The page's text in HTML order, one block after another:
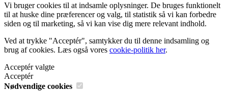
Vi bruger cookies til at indsamle oplysninger. De bruges funktionelt
til at huske dine præferencer og valg, til statistik så vi kan forbedre
siden og til marketing, så vi kan vise dig mere relevant indhold.
Ved at trykke "Acceptér", samtykker du til denne indsamling og
brug af cookies. Læs også vores cookie-politik her.
Acceptér valgte
Acceptér
Nødvendige cookies